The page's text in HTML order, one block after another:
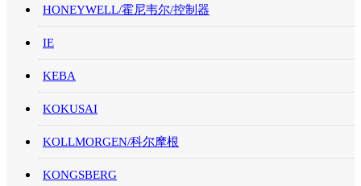
HONEYWELL/霍尼韦尔/控制器
IE
KEBA
KOKUSAI
KOLLMORGEN/科尔摩根
KONGSBERG